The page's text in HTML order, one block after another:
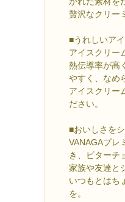
贅沢なクリー
■うれしいア
アイスクリー
熱伝導率が高
やすく、なめ
アイスクリー
ださい。
■おいしさをシ
VANAGAプレ
き、ビターチ
家族や友達と
いつもとはち
を。